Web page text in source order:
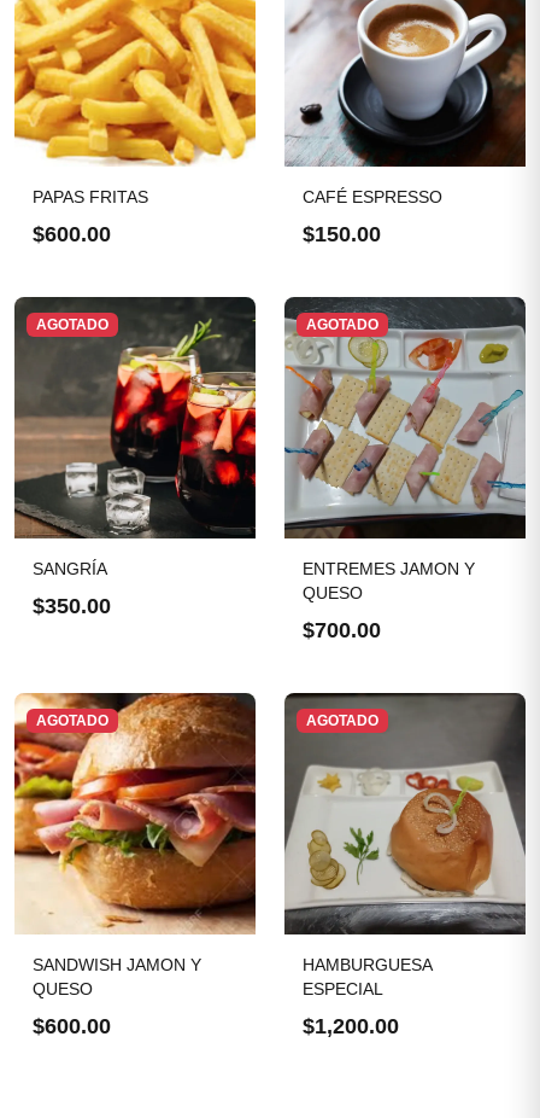
PAPAS FRITAS
$600.00
CAFÉ ESPRESSO
$150.00
AGOTADO
SANGRÍA
$350.00
AGOTADO
ENTREMES JAMON Y
QUESO
$700.00
AGOTADO
SANDWISH JAMON Y
QUESO
$600.00
AGOTADO
HAMBURGUESA
ESPECIAL
$1,200.00